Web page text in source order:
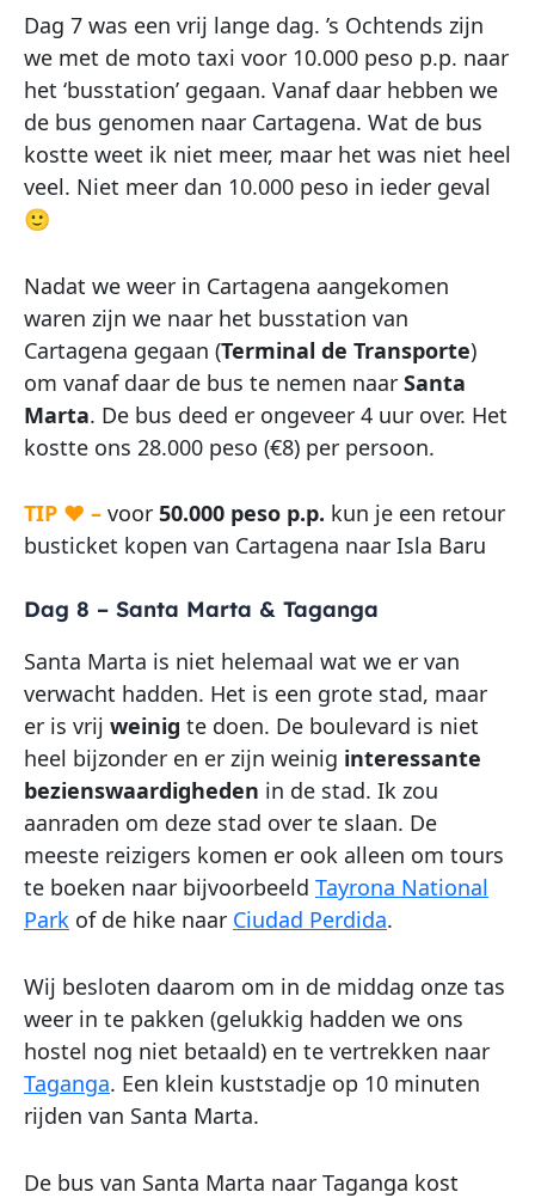
Dag 7 was een vrij lange dag. ’s Ochtends zijn
we met de moto taxi voor 10.000 peso p.p. naar
het ‘busstation’ gegaan. Vanaf daar hebben we
de bus genomen naar Cartagena. Wat de bus
kostte weet ik niet meer, maar het was niet heel
veel. Niet meer dan 10.000 peso in ieder geval
🙂
Nadat we weer in Cartagena aangekomen
waren zijn we naar het busstation van
Cartagena gegaan (Terminal de Transporte)
om vanaf daar de bus te nemen naar Santa
Marta. De bus deed er ongeveer 4 uur over. Het
kostte ons 28.000 peso (€8) per persoon.
TIP ♥ – voor 50.000 peso p.p. kun je een retour
busticket kopen van Cartagena naar Isla Baru
Dag 8 – Santa Marta & Taganga
Santa Marta is niet helemaal wat we er van
verwacht hadden. Het is een grote stad, maar
er is vrij weinig te doen. De boulevard is niet
heel bijzonder en er zijn weinig interessante
bezienswaardigheden in de stad. Ik zou
aanraden om deze stad over te slaan. De
meeste reizigers komen er ook alleen om tours
te boeken naar bijvoorbeeld Tayrona National
Park of de hike naar Ciudad Perdida.
Wij besloten daarom om in de middag onze tas
weer in te pakken (gelukkig hadden we ons
hostel nog niet betaald) en te vertrekken naar
Taganga. Een klein kuststadje op 10 minuten
rijden van Santa Marta.
De bus van Santa Marta naar Taganga kost